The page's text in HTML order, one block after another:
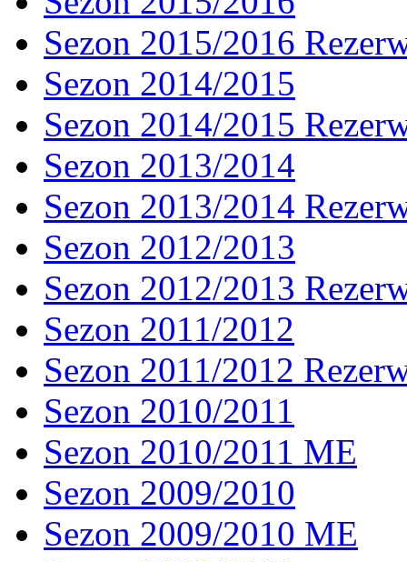
Sezon 2015/2016
Sezon 2014/2015
Sezon 2014/2015
Sezon 2013/2014
Sezon 2013/2014
Sezon 2012/2013
Sezon 2012/2013
Sezon 2011/2012
Sezon 2011/2012
Sezon 2010/2011
Sezon 2010/2011 ME
Sezon 2009/2010
Sezon 2009/2010 ME